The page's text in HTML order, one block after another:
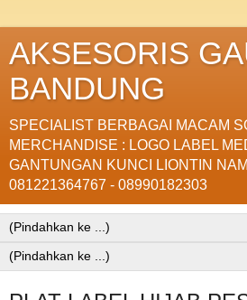
AKSESORIS
BANDUNG
SPECIALIST BERBAGAI MACAM
MERCHANDISE : LOGO LABEL
GANTUNGAN KUNCI LIONTIN
081221364767 - 08990182303